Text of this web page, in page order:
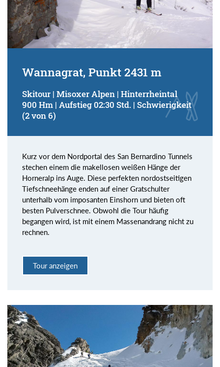
Wannagrat, Punkt 2431 m
Skitour | Misoxer Alpen | Hinterrheintal
900 Hm | Aufstieg 02:30 Std. | Schwierigkeit
(2 von 6)
Kurz vor dem Nordportal des San Bernardino Tunnels
stechen einem die makellosen weißen Hänge der
Horneralp ins Auge. Diese perfekten nordostseitigen
Tiefschneehänge enden auf einer Gratschulter
unterhalb vom imposanten Einshorn und bieten oft
besten Pulverschnee. Obwohl die Tour häufig
begangen wird, ist mit einem Massenandrang nicht zu
rechnen.
Tour anzeigen